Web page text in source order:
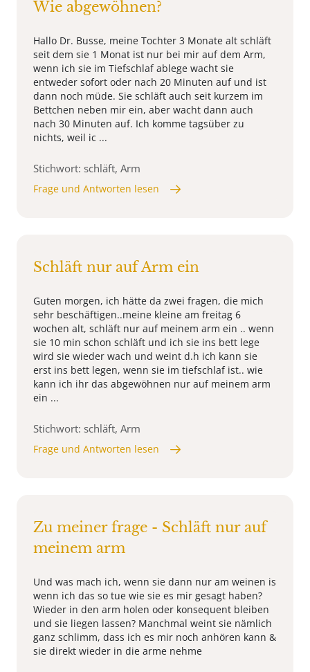
Wie abgewöhnen?
Hallo Dr. Busse, meine Tochter 3 Monate alt schläft
seit dem sie 1 Monat ist nur bei mir auf dem Arm,
wenn ich sie im Tiefschlaf ablege wacht sie
entweder sofort oder nach 20 Minuten auf und ist
dann noch müde. Sie schläft auch seit kurzem im
Bettchen neben mir ein, aber wacht dann auch
nach 30 Minuten auf. Ich komme tagsüber zu
nichts, weil ic ...
Stichwort: schläft, Arm
Frage und Antworten lesen
Schläft nur auf Arm ein
Guten morgen, ich hätte da zwei fragen, die mich
sehr beschäftigen..meine kleine am freitag 6
wochen alt, schläft nur auf meinem arm ein .. wenn
sie 10 min schon schläft und ich sie ins bett lege
wird sie wieder wach und weint d.h ich kann sie
erst ins bett legen, wenn sie im tiefschlaf ist.. wie
kann ich ihr das abgewöhnen nur auf meinem arm
ein ...
Stichwort: schläft, Arm
Frage und Antworten lesen
Zu meiner frage - Schläft nur auf
meinem arm
Und was mach ich, wenn sie dann nur am weinen is
wenn ich das so tue wie sie es mir gesagt haben?
Wieder in den arm holen oder konsequent bleiben
und sie liegen lassen? Manchmal weint sie nämlich
ganz schlimm, dass ich es mir noch anhören kann &
sie direkt wieder in die arme nehme